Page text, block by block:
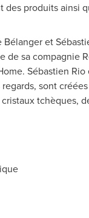
produits ainsi
et
de sa compagnie
Sébastien
sont
tchèques,